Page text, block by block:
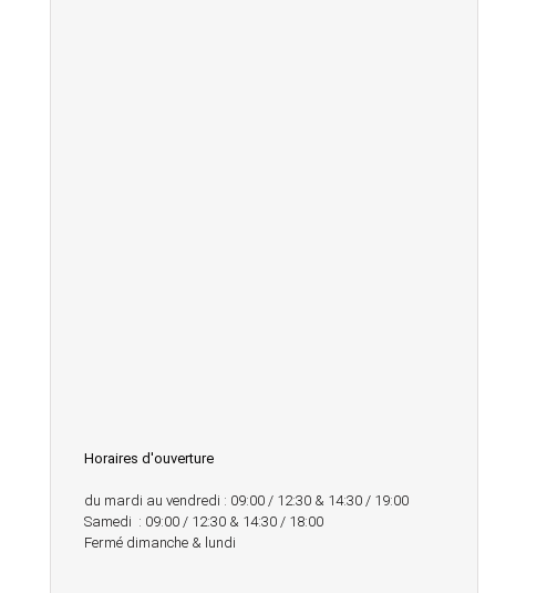
Horaires d'ouverture
du mardi au vendredi : 09:00 / 12:30 & 14:30 / 19:00
Samedi : 09:00 / 12:30 & 14:30 / 18:00
Fermé dimanche & lundi